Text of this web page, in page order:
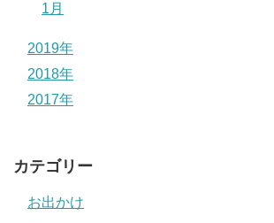
1月
2019年
2018年
2017年
カテゴリー
お出かけ